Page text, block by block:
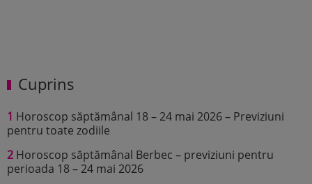
Cuprins
1 Horoscop săptămânal 18 – 24 mai 2026 – Previziuni
pentru toate zodiile
2 Horoscop săptămânal Berbec – previziuni pentru
perioada 18 – 24 mai 2026